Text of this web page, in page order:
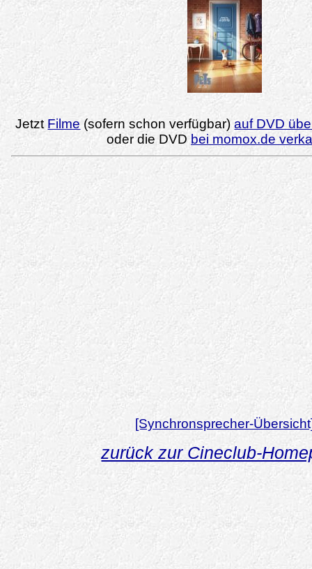
Jetzt Filme (sofern schon verfügbar)auf DVD
oder die DVD bei momox.de
[Synchronsprecher-
zurück zur Cineclub-